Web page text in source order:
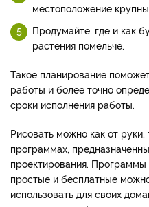
местоположение
Продумайте, где и как
растения помельче.
Такое планирование
работы и более точно
сроки исполнения работы.
Рисовать можно как от руки,
программах,
проектирования.
простые и бесплатные
использовать для своих